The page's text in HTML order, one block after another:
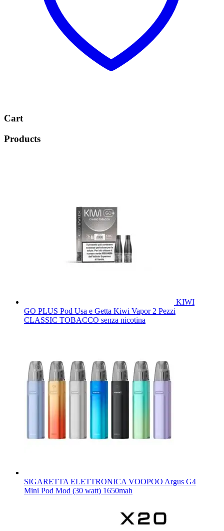
Cart
Products
KIWI
GO PLUS Pod Usa e Getta Kiwi Vapor 2 Pezzi
CLASSIC TOBACCO senza nicotina
SIGARETTA ELETTRONICA VOOPOO Argus G4
Mini Pod Mod (30 watt) 1650mah